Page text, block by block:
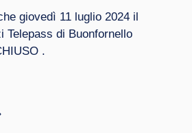
giovedì 11 luglio 2024 il
Telepass di Buonfornello
.